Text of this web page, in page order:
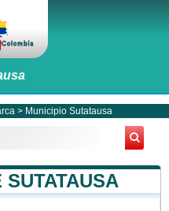
> Municipio Sutatausa